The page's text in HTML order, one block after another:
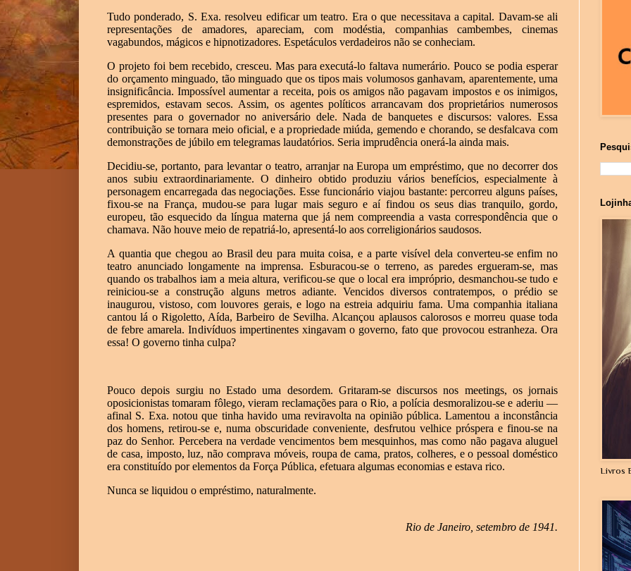
Tudo ponderado, S. Exa. resolveu edificar um teatro. Era o que necessitava a capital. Davam-se ali
representações de amadores, apareciam, com modéstia, companhias cambembes, cinemas
vagabundos, mágicos e hipnotizadores. Espetáculos verdadeiros não se conheciam.
O projeto foi bem recebido, cresceu. Mas para executá-lo faltava numerário. Pouco se podia esperar
do orçamento minguado, tão minguado que os tipos mais volumosos ganhavam, aparentemente, uma
insignificância. Impossível aumentar a receita, pois os amigos não pagavam impostos e os inimigos,
espremidos, estavam secos. Assim, os agentes políticos arrancavam dos proprietários numerosos
presentes para o governador no aniversário dele. Nada de banquetes e discursos: valores. Essa
contribuição se tornara meio oficial, e a propriedade miúda, gemendo e chorando, se desfalcava com
demonstrações de júbilo em telegramas laudatórios. Seria imprudência onerá-la ainda mais.
Decidiu-se, portanto, para levantar o teatro, arranjar na Europa um empréstimo, que no decorrer dos
anos subiu extraordinariamente. O dinheiro obtido produziu vários benefícios, especialmente à
personagem encarregada das negociações. Esse funcionário viajou bastante: percorreu alguns países,
fixou-se na França, mudou-se para lugar mais seguro e aí findou os seus dias tranquilo, gordo,
europeu, tão esquecido da língua materna que já nem compreendia a vasta correspondência que o
chamava. Não houve meio de repatriá-lo, apresentá-lo aos correligionários saudosos.
A quantia que chegou ao Brasil deu para muita coisa, e a parte visível dela converteu-se enfim no
teatro anunciado longamente na imprensa. Esburacou-se o terreno, as paredes ergueram-se, mas
quando os trabalhos iam a meia altura, verificou-se que o local era impróprio, desmanchou-se tudo e
reiniciou-se a construção alguns metros adiante. Vencidos diversos contratempos, o prédio se
inaugurou, vistoso, com louvores gerais, e logo na estreia adquiriu fama. Uma companhia italiana
cantou lá o Rigoletto, Aída, Barbeiro de Sevilha. Alcançou aplausos calorosos e morreu quase toda
de febre amarela. Indivíduos impertinentes xingavam o governo, fato que provocou estranheza. Ora
essa! O governo tinha culpa?
Pouco depois surgiu no Estado uma desordem. Gritaram-se discursos nos meetings, os jornais
oposicionistas tomaram fôlego, vieram reclamações para o Rio, a polícia desmoralizou-se e aderiu —
afinal S. Exa. notou que tinha havido uma reviravolta na opinião pública. Lamentou a inconstância
dos homens, retirou-se e, numa obscuridade conveniente, desfrutou velhice próspera e finou-se na
paz do Senhor. Percebera na verdade vencimentos bem mesquinhos, mas como não pagava aluguel
de casa, imposto, luz, não comprava móveis, roupa de cama, pratos, colheres, e o pessoal doméstico
era constituído por elementos da Força Pública, efetuara algumas economias e estava rico.
Nunca se liquidou o empréstimo, naturalmente.
Rio de Janeiro, setembro de 1941.
Livros